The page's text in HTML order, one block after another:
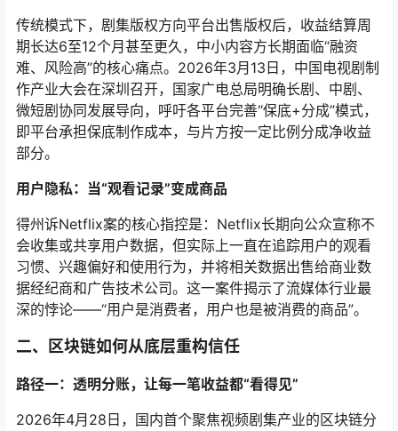
传统模式下，剧集版权方向平台出售版权后，收益结算周
期长达6至12个月甚至更久，中小内容方长期面临“融资
难、风险高”的核心痛点。2026年3月13日，中国电视剧制
作产业大会在深圳召开，国家广电总局明确长剧、中剧、
微短剧协同发展导向，呼吁各平台完善“保底+分成”模式，
即平台承担保底制作成本，与片方按一定比例分成净收益
部分。
用户隐私：当“观看记录”变成商品
得州诉Netflix案的核心指控是：Netflix长期向公众宣称不
会收集或共享用户数据，但实际上一直在追踪用户的观看
习惯、兴趣偏好和使用行为，并将相关数据出售给商业数
据经纪商和广告技术公司。这一案件揭示了流媒体行业最
深的悖论——“用户是消费者，用户也是被消费的商品”。
二、区块链如何从底层重构信任
路径一：透明分账，让每一笔收益都“看得见”
2026年4月28日，国内首个聚焦视频剧集产业的区块链分